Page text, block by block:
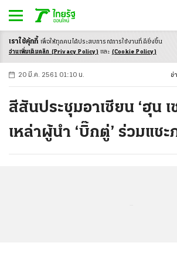
-ก ก ก+
20 มี.ค. 2561 01:10 น. ข่
สีสันประชุมอาเซียน ‘ฮุน เ
เหล่าผู้นำ ‘บิ๊กตู่’ ร่วมแช
เราใช้คุ้กกี้ เพื่อให้ทุกคนได้ประสบการณ์การใช้งานที่ดียิ่งขึ้น
อ่านเพิ่มเติมคลิก (Privacy Policy) และ (Cookie Policy)